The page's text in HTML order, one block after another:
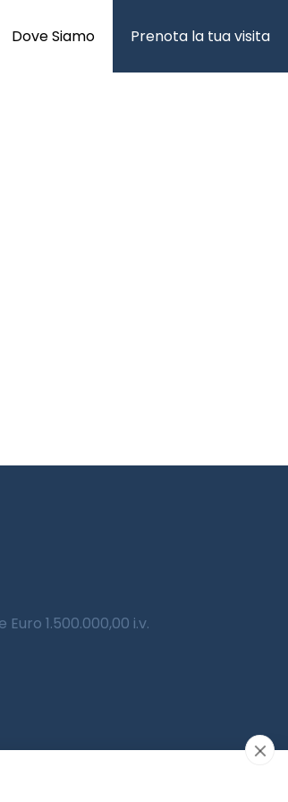
Dove Siamo Prenota la tua visita
1.500.000,00 i.v.